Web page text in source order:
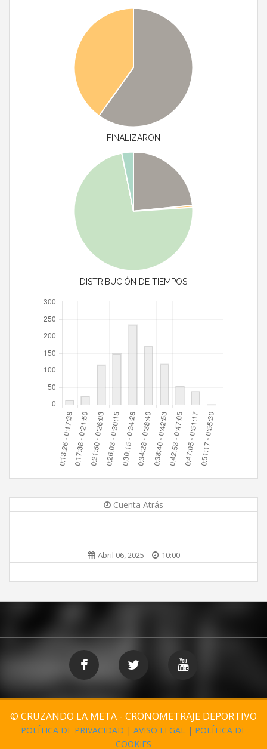
FINALIZARON
DISTRIBUCIÓN DE TIEMPOS
Cuenta Atrás
Abril 06, 2025 10:00
© CRUZANDO LA META - CRONOMETRAJE DEPORTIVO
POLÍTICA DE PRIVACIDAD | AVISO LEGAL | POLÍTICA DE
COOKIES